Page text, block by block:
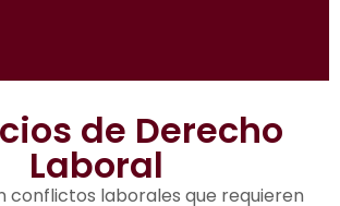
de Derecho
Laboral
conflictos laborales que requieren